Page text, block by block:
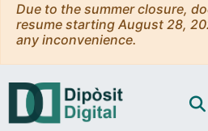
Due to the summer closure,
resume starting August 28,
any inconvenience.